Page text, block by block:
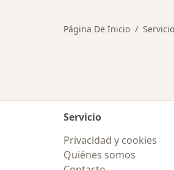
Página De Inicio
Servicio
Privacidad y cookies
Quiénes somos